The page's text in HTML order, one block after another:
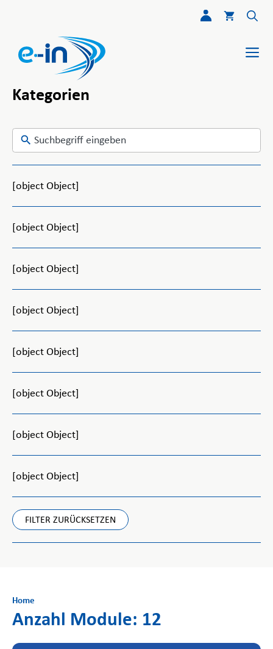
results
Kategorien
[object Object]
[object Object]
[object Object]
[object Object]
[object Object]
[object Object]
[object Object]
[object Object]
FILTER ZURÜCKSETZEN
Home
Anzahl Module: 12